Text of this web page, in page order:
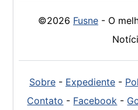
©2026 Fusne- O
Sobre- Expediente-
Contato - Facebook -